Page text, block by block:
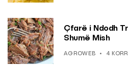
Çfarë i Ndodh
Shumë Mish
AGROWEB 4